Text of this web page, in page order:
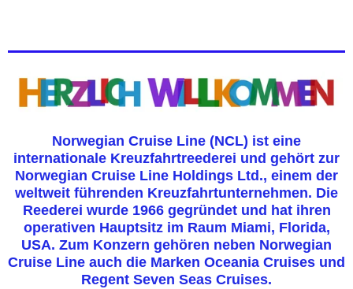
Norwegian Cruise Line (NCL) ist eine
internationale Kreuzfahrtreederei und gehört zur
Norwegian Cruise Line Holdings Ltd., einem der
weltweit führenden Kreuzfahrtunternehmen. Die
Reederei wurde 1966 gegründet und hat ihren
operativen Hauptsitz im Raum Miami, Florida,
USA. Zum Konzern gehören neben Norwegian
Cruise Line auch die Marken Oceania Cruises und
Regent Seven Seas Cruises.